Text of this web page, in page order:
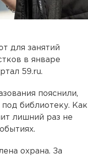
для занятий
в январе
59.ru.
пояснили,
библиотеку. Как
лишний раз не
охрана. За